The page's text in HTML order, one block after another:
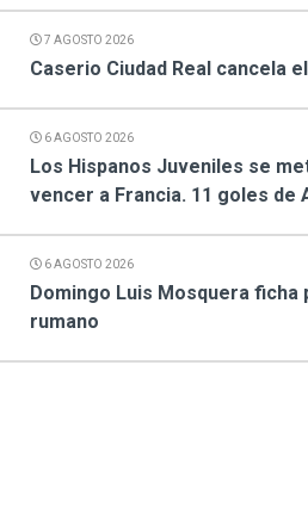
7 AGOSTO 2026
Caserio Ciudad Real cancela
6 AGOSTO 2026
Los Hispanos Juveniles se
vencer a Francia. 11 goles de
6 AGOSTO 2026
Domingo Luis Mosquera ficha
rumano